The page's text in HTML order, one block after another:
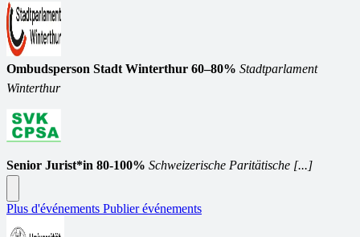
Ombudsperson Stadt Winterthur 60–80% Stadtparlament
Winterthur
Senior Jurist*in 80-100% Schweizerische Paritätische [...]
Plus d'événements Publier événements